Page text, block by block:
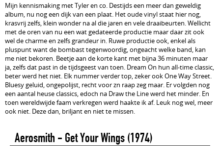
Mijn kennismaking met Tyler en co. Destijds een meer dan geweldig
album, nu nog een dijk van een plaat. Het oude vinyl staat hier nog,
krasvrij zelfs, klein wonder na al die jaren en vele draaibeurten. Wellicht
met de oren van nu een wat gedateerde productie maar daar zit ook
wel de charme en zelfs grandeur in. Ruwe productie ook, enkel als
pluspunt want de bombast tegenwoordig, ongeacht welke band, kan
me niet bekoren. Beetje aan de korte kant met bijna 36 minuten maar
ja, zelfs dat past in de tijdsgeest van toen. Dream On hun all-time classic,
beter werd het niet. Elk nummer verder top, zeker ook One Way Street.
Bluesy geluid, ongepolijst, recht voor zn raap zeg maar. Er volgden nog
een aantal heuse classics, edoch na Draw the Line werd het minder. En
toen wereldwijde faam verkregen werd haakte ik af. Leuk nog wel, meer
ook niet. Deze dan, briljant en niet te missen.
Aerosmith - Get Your Wings(1974)